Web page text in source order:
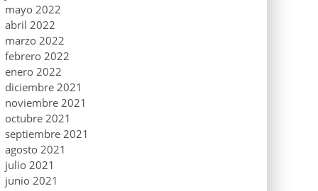
mayo 2022
abril 2022
marzo 2022
febrero 2022
enero 2022
diciembre 2021
noviembre 2021
octubre 2021
septiembre 2021
agosto 2021
julio 2021
junio 2021